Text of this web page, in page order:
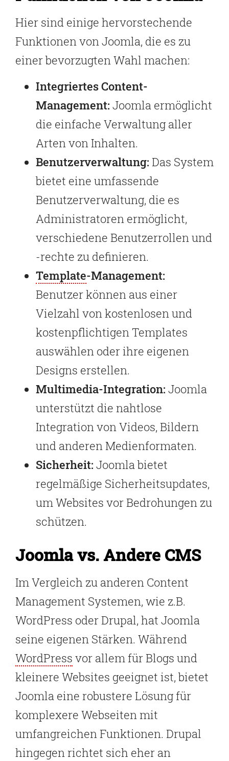
Hier sind einige hervorstechende
Funktionen von Joomla, die es zu
einer bevorzugten Wahl machen:
Integriertes Content-
Management: Joomla ermöglicht
die einfache Verwaltung aller
Arten von Inhalten.
Benutzerverwaltung: Das System
bietet eine umfassende
Benutzerverwaltung, die es
Administratoren ermöglicht,
verschiedene Benutzerrollen und
-rechte zu definieren.
Template-Management:
Benutzer können aus einer
Vielzahl von kostenlosen und
kostenpflichtigen Templates
auswählen oder ihre eigenen
Designs erstellen.
Multimedia-Integration: Joomla
unterstützt die nahtlose
Integration von Videos, Bildern
und anderen Medienformaten.
Sicherheit: Joomla bietet
regelmäßige Sicherheitsupdates,
um Websites vor Bedrohungen zu
schützen.
Joomla vs. Andere CMS
Im Vergleich zu anderen Content
Management Systemen, wie z.B.
WordPress oder Drupal, hat Joomla
seine eigenen Stärken. Während
WordPress vor allem für Blogs und
kleinere Websites geeignet ist, bietet
Joomla eine robustere Lösung für
komplexere Webseiten mit
umfangreichen Funktionen. Drupal
hingegen richtet sich eher an